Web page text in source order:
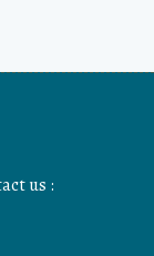
us :